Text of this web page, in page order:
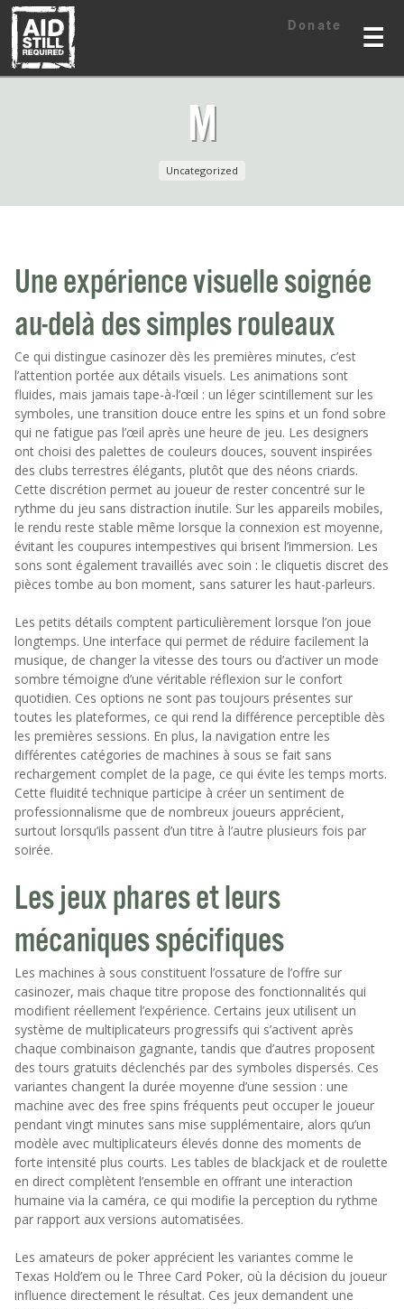
☰
Donate
Skip
content
Skip
content
M
Uncategorized
Une expérience visuelle soignée
au-delà des simples rouleaux
Ce qui distingue casinozer dès les premières minutes, c’est
l’attention portée aux détails visuels. Les animations sont
fluides, mais jamais tape-à-l’œil : un léger scintillement sur les
symboles, une transition douce entre les spins et un fond sobre
qui ne fatigue pas l’œil après une heure de jeu. Les designers
ont choisi des palettes de couleurs douces, souvent inspirées
des clubs terrestres élégants, plutôt que des néons criards.
Cette discrétion permet au joueur de rester concentré sur le
rythme du jeu sans distraction inutile. Sur les appareils mobiles,
le rendu reste stable même lorsque la connexion est moyenne,
évitant les coupures intempestives qui brisent l’immersion. Les
sons sont également travaillés avec soin : le cliquetis discret des
pièces tombe au bon moment, sans saturer les haut-parleurs.
Les petits détails comptent particulièrement lorsque l’on joue
longtemps. Une interface qui permet de réduire facilement la
musique, de changer la vitesse des tours ou d’activer un mode
sombre témoigne d’une véritable réflexion sur le confort
quotidien. Ces options ne sont pas toujours présentes sur
toutes les plateformes, ce qui rend la différence perceptible dès
les premières sessions. En plus, la navigation entre les
différentes catégories de machines à sous se fait sans
rechargement complet de la page, ce qui évite les temps morts.
Cette fluidité technique participe à créer un sentiment de
professionnalisme que de nombreux joueurs apprécient,
surtout lorsqu’ils passent d’un titre à l’autre plusieurs fois par
soirée.
Les jeux phares et leurs
mécaniques spécifiques
Les machines à sous constituent l’ossature de l’offre sur
casinozer, mais chaque titre propose des fonctionnalités qui
modifient réellement l’expérience. Certains jeux utilisent un
système de multiplicateurs progressifs qui s’activent après
chaque combinaison gagnante, tandis que d’autres proposent
des tours gratuits déclenchés par des symboles dispersés. Ces
variantes changent la durée moyenne d’une session : une
machine avec des free spins fréquents peut occuper le joueur
pendant vingt minutes sans mise supplémentaire, alors qu’un
modèle avec multiplicateurs élevés donne des moments de
forte intensité plus courts. Les tables de blackjack et de roulette
en direct complètent l’ensemble en offrant une interaction
humaine via la caméra, ce qui modifie la perception du rythme
par rapport aux versions automatisées.
Les amateurs de poker apprécient les variantes comme le
Texas Hold’em ou le Three Card Poker, où la décision du joueur
influence directement le résultat. Ces jeux demandent une